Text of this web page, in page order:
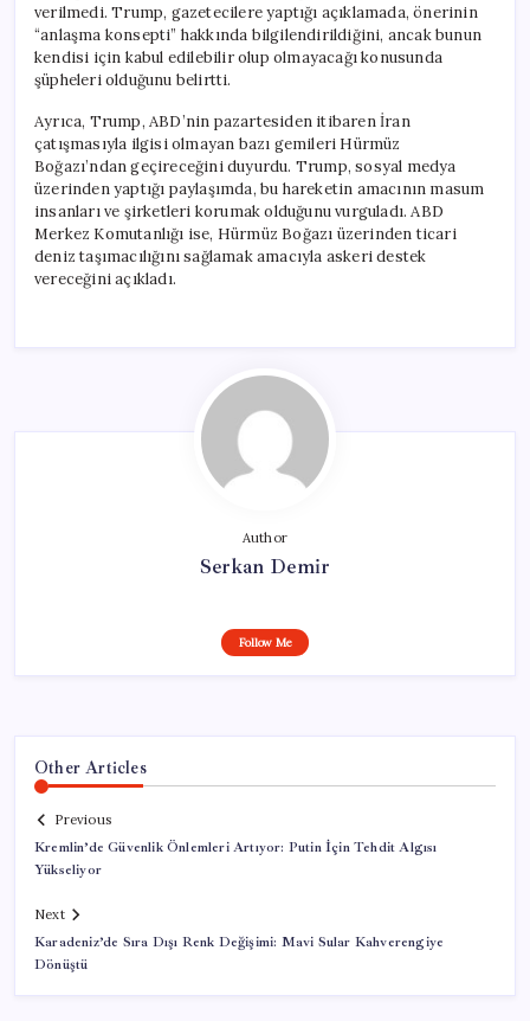
verilmedi. Trump, gazetecilere yaptığı açıklamada, önerinin
“anlaşma konsepti” hakkında bilgilendirildiğini, ancak bunun
kendisi için kabul edilebilir olup olmayacağı konusunda
şüpheleri olduğunu belirtti.
Ayrıca, Trump, ABD’nin pazartesiden itibaren İran
çatışmasıyla ilgisi olmayan bazı gemileri Hürmüz
Boğazı’ndan geçireceğini duyurdu. Trump, sosyal medya
üzerinden yaptığı paylaşımda, bu hareketin amacının masum
insanları ve şirketleri korumak olduğunu vurguladı. ABD
Merkez Komutanlığı ise, Hürmüz Boğazı üzerinden ticari
deniz taşımacılığını sağlamak amacıyla askeri destek
vereceğini açıkladı.
Author
Serkan Demir
Follow Me
Other Articles
Previous
Kremlin’de Güvenlik Önlemleri Artıyor: Putin İçin Tehdit Algısı
Yükseliyor
Next
Karadeniz’de Sıra Dışı Renk Değişimi: Mavi Sular Kahverengiye
Dönüştü